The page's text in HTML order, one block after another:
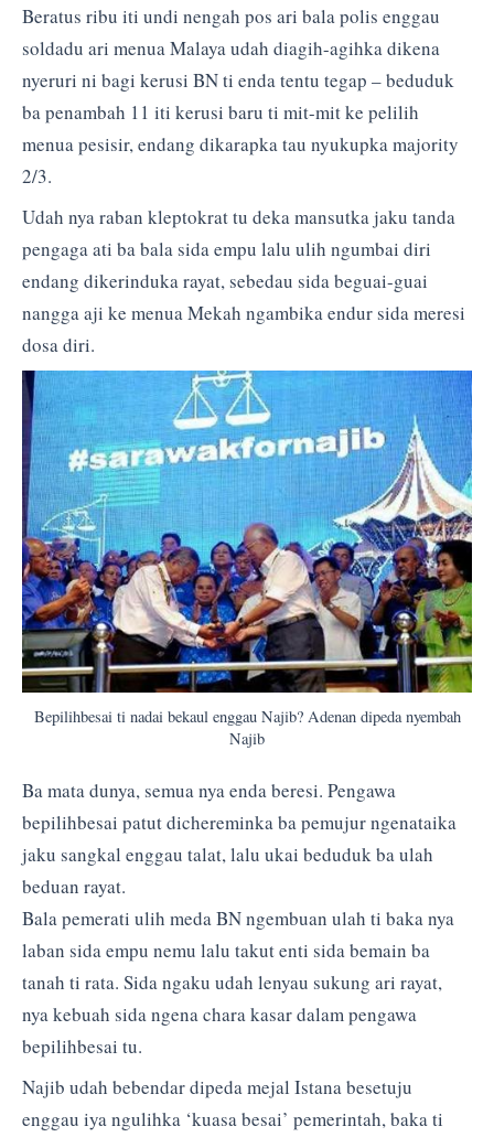
Beratus ribu iti undi nengah pos ari bala polis enggau
soldadu ari menua Malaya udah diagih-agihka dikena
nyeruri ni bagi kerusi BN ti enda tentu tegap – beduduk
ba penambah 11 iti kerusi baru ti mit-mit ke pelilih
menua pesisir, endang dikarapka tau nyukupka majority
2/3.
Udah nya raban kleptokrat tu deka mansutka jaku tanda
pengaga ati ba bala sida empu lalu ulih ngumbai diri
endang dikerinduka rayat, sebedau sida beguai-guai
nangga aji ke menua Mekah ngambika endur sida meresi
dosa diri.
Bepilihbesai ti nadai bekaul enggau Najib? Adenan dipeda nyembah
Najib
Ba mata dunya, semua nya enda beresi. Pengawa
bepilihbesai patut dichereminka ba pemujur ngenataika
jaku sangkal enggau talat, lalu ukai beduduk ba ulah
beduan rayat.
Bala pemerati ulih meda BN ngembuan ulah ti baka nya
laban sida empu nemu lalu takut enti sida bemain ba
tanah ti rata. Sida ngaku udah lenyau sukung ari rayat,
nya kebuah sida ngena chara kasar dalam pengawa
bepilihbesai tu.
Najib udah bebendar dipeda mejal Istana besetuju
enggau iya ngulihka ‘kuasa besai’ pemerintah, baka ti